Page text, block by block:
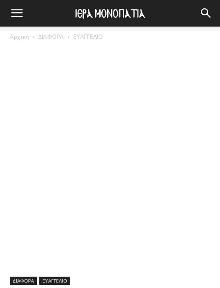
Αρχική ΔΙΑΦΟΡΑ ΕΥΑΓΓΕΛΙΟ
ΔΙΑΦΟΡΑ ΕΥΑΓΓΕΛΙΟ